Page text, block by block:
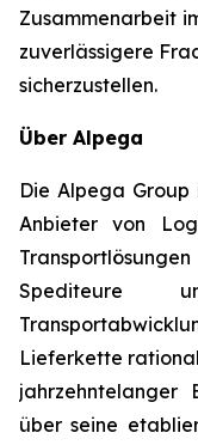
Zusammenarbeit
zuverlässigere
sicherzustellen.
Über Alpega
Die Alpega
Anbieter von
Spediteure
Lieferkette
jahrzehntelanger
über seine